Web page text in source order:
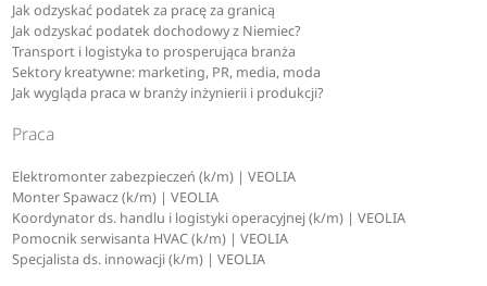
Jak odzyskać podatek za pracę za granicą
Jak odzyskać podatek dochodowy z Niemiec?
Transport i logistyka to prosperująca branża
Sektory kreatywne: marketing, PR, media, moda
Jak wygląda praca w branży inżynierii i produkcji?
Praca
Elektromonter zabezpieczeń (k/m) | VEOLIA
Monter Spawacz (k/m) | VEOLIA
Koordynator ds. handlu i logistyki operacyjnej (k/m) | VEOLIA
Pomocnik serwisanta HVAC (k/m) | VEOLIA
Specjalista ds. innowacji (k/m) | VEOLIA